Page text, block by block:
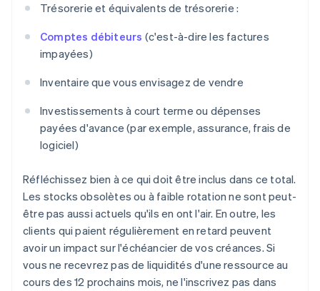
Trésorerie et équivalents de trésorerie :
Comptes débiteurs (c'est-à-dire les factures
impayées)
Inventaire que vous envisagez de vendre
Investissements à court terme ou dépenses
payées d'avance (par exemple, assurance, frais de
logiciel)
Réfléchissez bien à ce qui doit être inclus dans ce total.
Les stocks obsolètes ou à faible rotation ne sont peut-
être pas aussi actuels qu'ils en ont l'air. En outre, les
clients qui paient régulièrement en retard peuvent
avoir un impact sur l'échéancier de vos créances. Si
vous ne recevrez pas de liquidités d'une ressource au
cours des 12 prochains mois, ne l'inscrivez pas dans